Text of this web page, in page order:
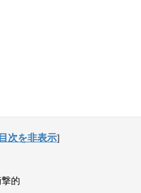
次を非表示]
的